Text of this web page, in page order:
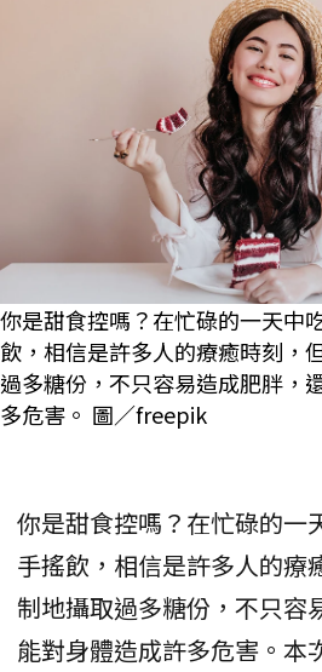
你是甜食控嗎？在忙碌的一天中
飲，相信是許多人的療癒時刻，
過多糖份，不只容易造成肥胖，
多危害。 圖／freepik
你是甜食控嗎？在忙碌的一
手搖飲，相信是許多人的療
制地攝取過多糖份，不只容
能對身體造成許多危害。本